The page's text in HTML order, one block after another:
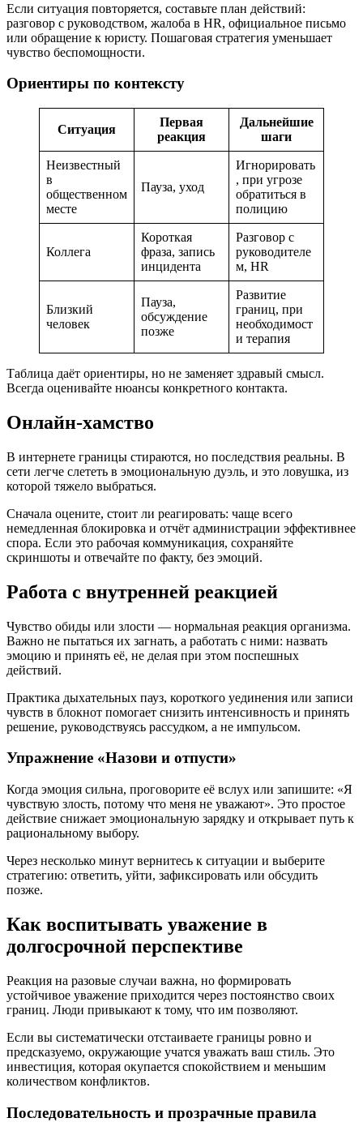
Если ситуация повторяется, составьте план действий:
разговор с руководством, жалоба в HR, официальное письмо
или обращение к юристу. Пошаговая стратегия уменьшает
чувство беспомощности.
Ориентиры по контексту
Ситуация
Первая
реакция
Дальнейшие
шаги
Неизвестный
в
общественном
месте
Пауза, уход
Игнорировать
, при угрозе
обратиться в
полицию
Коллега
Короткая
фраза, запись
инцидента
Разговор с
руководителе
м, HR
Близкий
человек
Пауза,
обсуждение
позже
Развитие
границ, при
необходимост
и терапия
Таблица даёт ориентиры, но не заменяет здравый смысл.
Всегда оценивайте нюансы конкретного контакта.
Онлайн-хамство
В интернете границы стираются, но последствия реальны. В
сети легче слететь в эмоциональную дуэль, и это ловушка, из
которой тяжело выбраться.
Сначала оцените, стоит ли реагировать: чаще всего
немедленная блокировка и отчёт администрации эффективнее
спора. Если это рабочая коммуникация, сохраняйте
скриншоты и отвечайте по факту, без эмоций.
Работа с внутренней реакцией
Чувство обиды или злости — нормальная реакция организма.
Важно не пытаться их загнать, а работать с ними: назвать
эмоцию и принять её, не делая при этом поспешных
действий.
Практика дыхательных пауз, короткого уединения или записи
чувств в блокнот помогает снизить интенсивность и принять
решение, руководствуясь рассудком, а не импульсом.
Упражнение «Назови и отпусти»
Когда эмоция сильна, проговорите её вслух или запишите: «Я
чувствую злость, потому что меня не уважают». Это простое
действие снижает эмоциональную зарядку и открывает путь к
рациональному выбору.
Через несколько минут вернитесь к ситуации и выберите
стратегию: ответить, уйти, зафиксировать или обсудить
позже.
Как воспитывать уважение в
долгосрочной перспективе
Реакция на разовые случаи важна, но формировать
устойчивое уважение приходится через постоянство своих
границ. Люди привыкают к тому, что им позволяют.
Если вы систематически отстаиваете границы ровно и
предсказуемо, окружающие учатся уважать ваш стиль. Это
инвестиция, которая окупается спокойствием и меньшим
количеством конфликтов.
Последовательность и прозрачные правила